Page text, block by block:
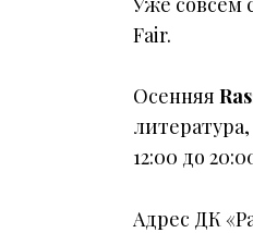
Fair.
Осенняя
12:00 до
Адрес ДК